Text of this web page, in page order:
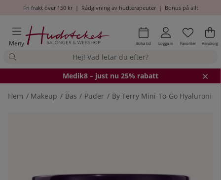
Fri frakt över 150 kr| Rådgivning av hudterapeuter| Bonus på allt
Meny Boka tid Logga in Antal i
.
Favoriter .
Varukorg
Medik8 – just nu 25% rabatt
Hem Makeup Bas Puder By Terry Mini-To-Go Hyaluronic